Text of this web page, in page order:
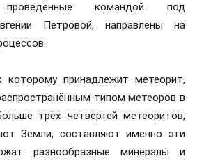
проведённые командой под
Петровой, направлены на
которому принадлежит метеорит,
типом метеоров в
трёх четвертей метеоритов,
Земли, составляют именно эти
разнообразные минералы и